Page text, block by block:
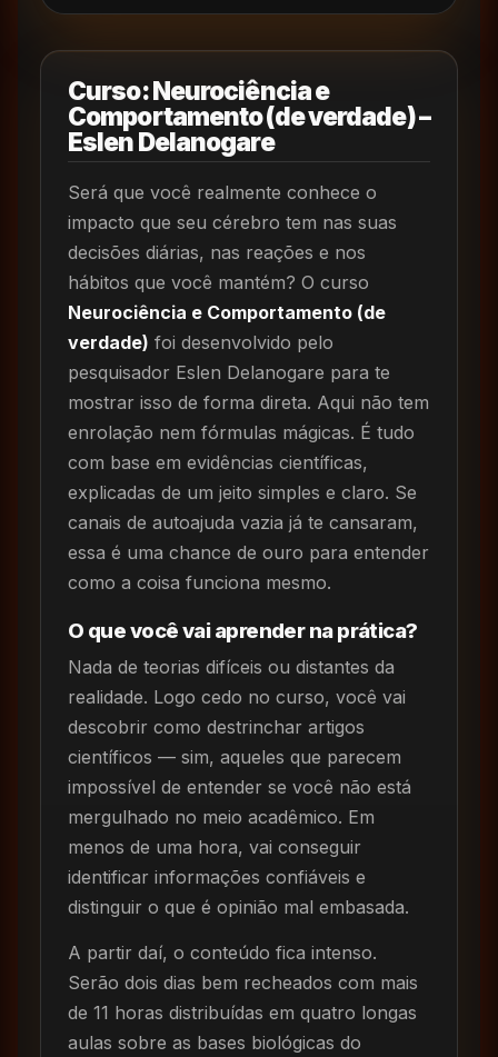
Curso: Neurociência e
Comportamento (de verdade) –
Eslen Delanogare
Será que você realmente conhece o
impacto que seu cérebro tem nas suas
decisões diárias, nas reações e nos
hábitos que você mantém? O curso
Neurociência e Comportamento (de
verdade) foi desenvolvido pelo
pesquisador Eslen Delanogare para te
mostrar isso de forma direta. Aqui não tem
enrolação nem fórmulas mágicas. É tudo
com base em evidências científicas,
explicadas de um jeito simples e claro. Se
canais de autoajuda vazia já te cansaram,
essa é uma chance de ouro para entender
como a coisa funciona mesmo.
O que você vai aprender na prática?
Nada de teorias difíceis ou distantes da
realidade. Logo cedo no curso, você vai
descobrir como destrinchar artigos
científicos — sim, aqueles que parecem
impossível de entender se você não está
mergulhado no meio acadêmico. Em
menos de uma hora, vai conseguir
identificar informações confiáveis e
distinguir o que é opinião mal embasada.
A partir daí, o conteúdo fica intenso.
Serão dois dias bem recheados com mais
de 11 horas distribuídas em quatro longas
aulas sobre as bases biológicas do